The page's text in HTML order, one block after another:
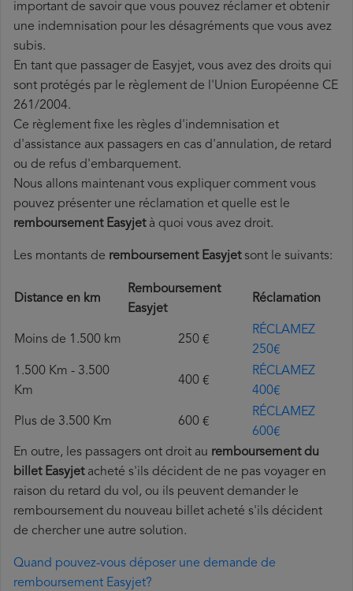
important de savoir que vous pouvez réclamer et obtenir
une indemnisation pour les désagréments que vous avez
subis.
En tant que passager de Easyjet, vous avez des droits qui
sont protégés par le règlement de l'Union Européenne CE
261/2004.
Ce règlement fixe les règles d'indemnisation et
d'assistance aux passagers en cas d'annulation, de retard
ou de refus d'embarquement.
Nous allons maintenant vous expliquer comment vous
pouvez présenter une réclamation et quelle est le
remboursement Easyjetà quoi vous avez droit.
Les montants de remboursement Easyjetsont le suivants:
Distance en km
Remboursement
Easyjet
Réclamation
Moins de 1.500 km 250 €
RÉCLAMEZ
250€
1.500 Km - 3.500
Km
400 €
RÉCLAMEZ
400€
Plus de 3.500 Km 600 €
RÉCLAMEZ
600€
En outre, les passagers ont droit au remboursement du
billet Easyjetacheté s'ils décident de ne pas voyager en
raison du retard du vol, ou ils peuvent demander le
remboursement du nouveau billet acheté s'ils décident
de chercher une autre solution.
Quand pouvez-vous déposer une demande de
remboursement Easyjet?